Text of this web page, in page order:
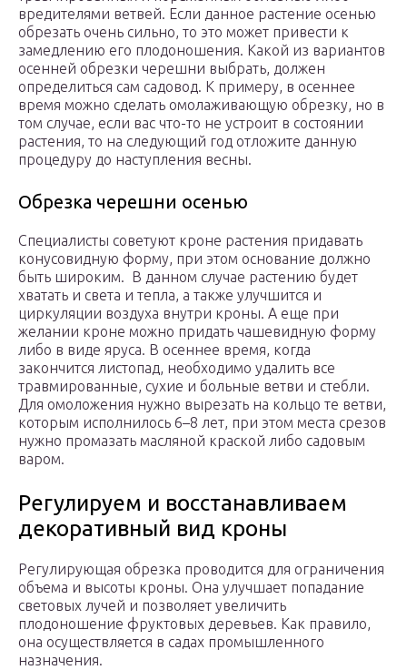
вредителями ветвей. Если данное растение осенью
обрезать очень сильно, то это может привести к
замедлению его плодоношения. Какой из вариантов
осенней обрезки черешни выбрать, должен
определиться сам садовод. К примеру, в осеннее
время можно сделать омолаживающую обрезку, но в
том случае, если вас что-то не устроит в состоянии
растения, то на следующий год отложите данную
процедуру до наступления весны.
Обрезка черешни осенью
Специалисты советуют кроне растения придавать
конусовидную форму, при этом основание должно
быть широким. В данном случае растению будет
хватать и света и тепла, а также улучшится и
циркуляции воздуха внутри кроны. А еще при
желании кроне можно придать чашевидную форму
либо в виде яруса. В осеннее время, когда
закончится листопад, необходимо удалить все
травмированные, сухие и больные ветви и стебли.
Для омоложения нужно вырезать на кольцо те ветви,
которым исполнилось 6–8 лет, при этом места срезов
нужно промазать масляной краской либо садовым
варом.
Регулируем и восстанавливаем
декоративный вид кроны
Регулирующая обрезка проводится для ограничения
объема и высоты кроны. Она улучшает попадание
световых лучей и позволяет увеличить
плодоношение фруктовых деревьев. Как правило,
она осуществляется в садах промышленного
назначения.